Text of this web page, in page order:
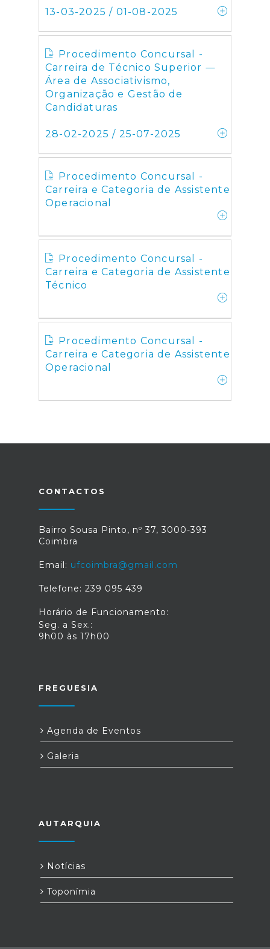
13-03-2025 / 01-08-2025
Procedimento Concursal -
Carreira de Técnico Superior ―
Área de Associativismo,
Organização e Gestão de
Candidaturas
28-02-2025 / 25-07-2025
Procedimento Concursal -
Carreira e Categoria de Assistente
Operacional
Procedimento Concursal -
Carreira e Categoria de Assistente
Técnico
Procedimento Concursal -
Carreira e Categoria de Assistente
Operacional
CONTACTOS
Bairro Sousa Pinto, nº 37, 3000-393
Coimbra
Email: ufcoimbra@gmail.com
Telefone: 239 095 439
Horário de Funcionamento:
Seg. a Sex.:
9h00 às 17h00
FREGUESIA
Agenda de Eventos
Galeria
AUTARQUIA
Notícias
Toponímia